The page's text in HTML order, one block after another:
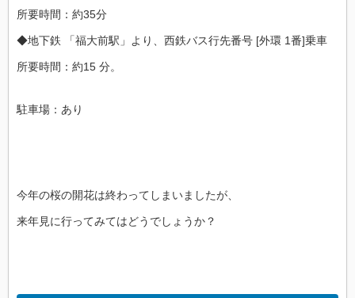
所要時間：約35分
◆地下鉄 「福大前駅」より、西鉄バス行先番号 [外環 1番]乗車
所要時間：約15 分。
駐車場：あり
今年の桜の開花は終わってしまいましたが、
来年見に行ってみてはどうでしょうか？